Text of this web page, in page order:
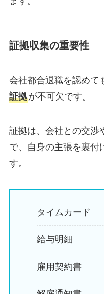
証拠収集の重要性
会社都合退職を認めて
証拠が不可欠です。
証拠は、会社との交渉
で、自身の主張を裏付
す。
タイムカード
給与明細
雇用契約書